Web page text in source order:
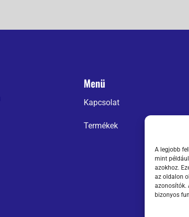
A legjobb
mint
azokhoz.
az oldalon
azonosítók.
bizonyos
Menü
Kapcsolat
Termékek